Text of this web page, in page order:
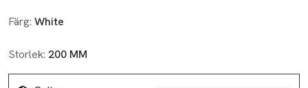
Färg: White
Storlek: 200 MM